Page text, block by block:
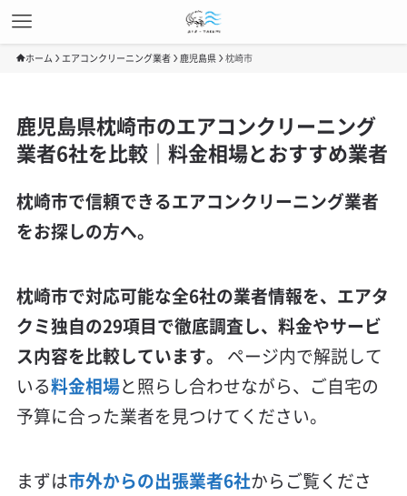
ホーム エアコンクリーニング業者 鹿児島県 枕崎市
鹿児島県枕崎市のエアコンクリーニング
業者6社を比較｜料金相場とおすすめ業者
枕崎市で信頼できるエアコンクリーニング業者
をお探しの方へ。
枕崎市で対応可能な全6社の業者情報を、エアタ
クミ独自の29項目で徹底調査し、料金やサービ
ス内容を比較しています。
ページ内で解説して
いる料金相場と照らし合わせながら、ご自宅の
予算に合った業者を見つけてください。
まずは市外からの出張業者6社からご覧くださ